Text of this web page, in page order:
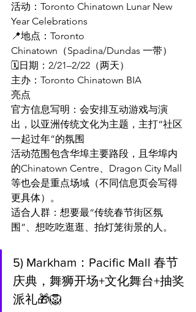
活动：Toronto Chinatown Lunar New
Year Celebrations
📍地点：Toronto
Chinatown（Spadina/Dundas 一带）
🗓️日期：2/21–2/22（两天）
主办：Toronto Chinatown BIA
亮点
官方信息写明：会安排互动游戏与演
出，以亚洲传统文化为主题，主打“社区
一起过年”的氛围
活动范围包含华埠主要路段，且华埠内
的Chinatown Centre、Dragon City Mall
等也会是重点场域（不同信息页会写得
更具体）。
适合人群：想要最“传统春节街区氛
围”、想吃吃逛逛、拍灯笼街景的人。
5) Markham：Pacific Mall 春节
庆典，舞狮开场+文化舞台+抽奖
派礼🎁🦁